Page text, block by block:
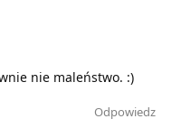
nie maleństwo. :)
Odpowiedz